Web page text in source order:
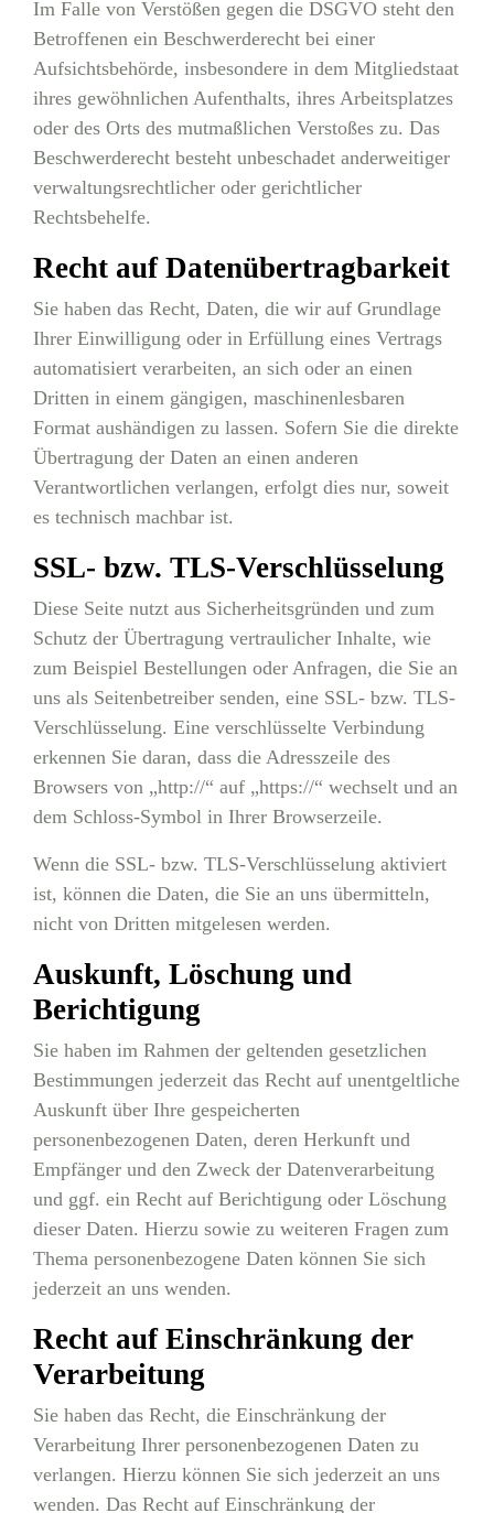
Im Falle von Verstößen gegen die DSGVO steht den
Betroffenen ein Beschwerderecht bei einer
Aufsichtsbehörde, insbesondere in dem Mitgliedstaat
ihres gewöhnlichen Aufenthalts, ihres Arbeitsplatzes
oder des Orts des mutmaßlichen Verstoßes zu. Das
Beschwerderecht besteht unbeschadet anderweitiger
verwaltungsrechtlicher oder gerichtlicher
Rechtsbehelfe.
Recht auf Datenübertragbarkeit
Sie haben das Recht, Daten, die wir auf Grundlage
Ihrer Einwilligung oder in Erfüllung eines Vertrags
automatisiert verarbeiten, an sich oder an einen
Dritten in einem gängigen, maschinenlesbaren
Format aushändigen zu lassen. Sofern Sie die direkte
Übertragung der Daten an einen anderen
Verantwortlichen verlangen, erfolgt dies nur, soweit
es technisch machbar ist.
SSL- bzw. TLS-Verschlüsselung
Diese Seite nutzt aus Sicherheitsgründen und zum
Schutz der Übertragung vertraulicher Inhalte, wie
zum Beispiel Bestellungen oder Anfragen, die Sie an
uns als Seitenbetreiber senden, eine SSL- bzw. TLS-
Verschlüsselung. Eine verschlüsselte Verbindung
erkennen Sie daran, dass die Adresszeile des
Browsers von „http://“ auf „https://“ wechselt und an
dem Schloss-Symbol in Ihrer Browserzeile.
Wenn die SSL- bzw. TLS-Verschlüsselung aktiviert
ist, können die Daten, die Sie an uns übermitteln,
nicht von Dritten mitgelesen werden.
Auskunft, Löschung und
Berichtigung
Sie haben im Rahmen der geltenden gesetzlichen
Bestimmungen jederzeit das Recht auf unentgeltliche
Auskunft über Ihre gespeicherten
personenbezogenen Daten, deren Herkunft und
Empfänger und den Zweck der Datenverarbeitung
und ggf. ein Recht auf Berichtigung oder Löschung
dieser Daten. Hierzu sowie zu weiteren Fragen zum
Thema personenbezogene Daten können Sie sich
jederzeit an uns wenden.
Recht auf Einschränkung der
Verarbeitung
Sie haben das Recht, die Einschränkung der
Verarbeitung Ihrer personenbezogenen Daten zu
verlangen. Hierzu können Sie sich jederzeit an uns
wenden. Das Recht auf Einschränkung der